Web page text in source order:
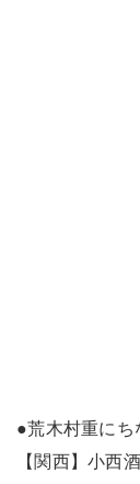
●荒木村重にち
【関西】小西